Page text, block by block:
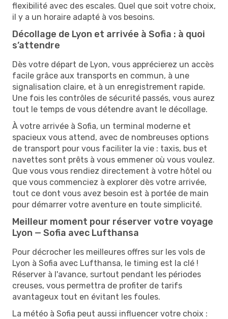
flexibilité avec des escales. Quel que soit votre choix,
il y a un horaire adapté à vos besoins.
Décollage de Lyon et arrivée à Sofia : à quoi
s’attendre
Dès votre départ de Lyon, vous apprécierez un accès
facile grâce aux transports en commun, à une
signalisation claire, et à un enregistrement rapide.
Une fois les contrôles de sécurité passés, vous aurez
tout le temps de vous détendre avant le décollage.
À votre arrivée à Sofia, un terminal moderne et
spacieux vous attend, avec de nombreuses options
de transport pour vous faciliter la vie : taxis, bus et
navettes sont prêts à vous emmener où vous voulez.
Que vous vous rendiez directement à votre hôtel ou
que vous commenciez à explorer dès votre arrivée,
tout ce dont vous avez besoin est à portée de main
pour démarrer votre aventure en toute simplicité.
Meilleur moment pour réserver votre voyage
Lyon — Sofia avec Lufthansa
Pour décrocher les meilleures offres sur les vols de
Lyon à Sofia avec Lufthansa, le timing est la clé !
Réserver à l'avance, surtout pendant les périodes
creuses, vous permettra de profiter de tarifs
avantageux tout en évitant les foules.
La météo à Sofia peut aussi influencer votre choix :